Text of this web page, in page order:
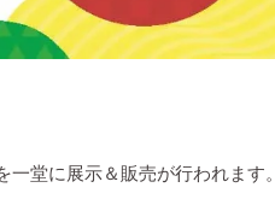
堂に展示＆販売が行われます。